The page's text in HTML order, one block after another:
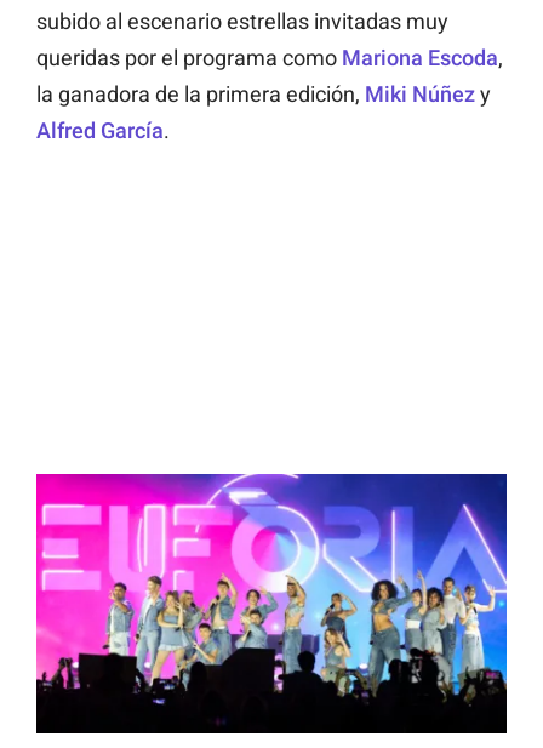
subido al escenario estrellas invitadas muy
queridas por el programa como Mariona Escoda,
la ganadora de la primera edición, Miki Núñezy
Alfred García.